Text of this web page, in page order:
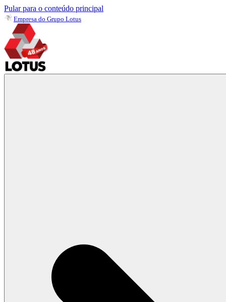
Pular para o conteúdo principal
Empresa do Grupo Lotus